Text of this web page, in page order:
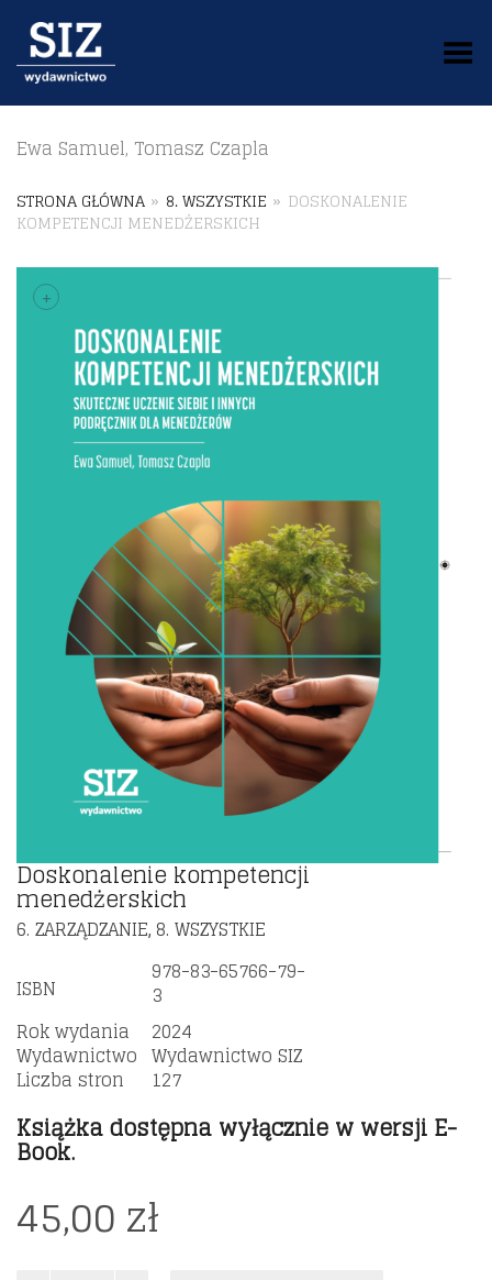
Toggle Menu
Ewa Samuel, Tomasz Czapla
STRONA GŁÓWNA » 8. WSZYSTKIE » DOSKONALENIE
KOMPETENCJI MENEDŻERSKICH
+
Doskonalenie kompetencji
menedżerskich
6. ZARZĄDZANIE, 8. WSZYSTKIE
ISBN
978-83-65766-79-
3
Rok wydania
2024
Wydawnictwo Wydawnictwo SIZ
Liczba stron 127
Książka dostępna wyłącznie w wersji E-
Book.
45,00zł